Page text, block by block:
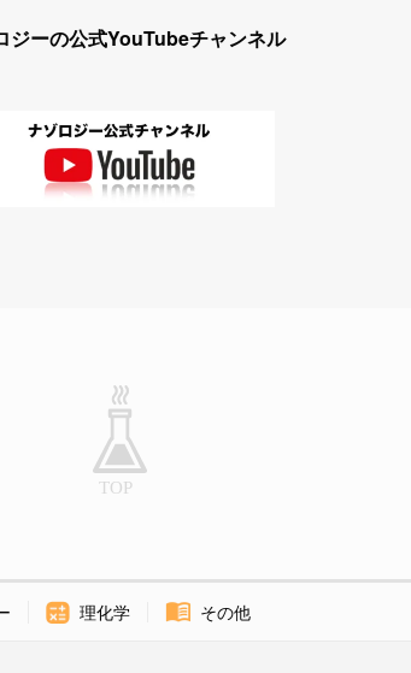
ジーの公式YouTubeチャンネル
理化学 その他